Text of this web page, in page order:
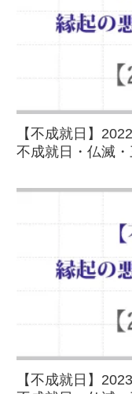
【不成就日】
不成就日・仏滅
【不成就日】